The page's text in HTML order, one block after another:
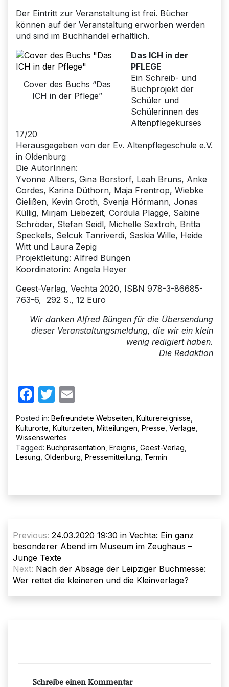
Der Eintritt zur Veranstaltung ist frei. Bücher
können auf der Veranstaltung erworben werden
und sind im Buchhandel erhältlich.
Cover des Buchs “Das
ICH in der Pflege”
Das ICH in der
PFLEGE
Ein Schreib- und
Buchprojekt der
Schüler und
Schülerinnen des
Altenpflegekurses
17/20
Herausgegeben von der Ev. Altenpflegeschule e.V.
in Oldenburg
Die AutorInnen:
Yvonne Albers, Gina Borstorf, Leah Bruns, Anke
Cordes, Karina Düthorn, Maja Frentrop, Wiebke
Gielißen, Kevin Groth, Svenja Hörmann, Jonas
Küllig, Mirjam Liebezeit, Cordula Plagge, Sabine
Schröder, Stefan Seidl, Michelle Sextroh, Britta
Speckels, Selcuk Tanriverdi, Saskia Wille, Heide
Witt und Laura Zepig
Projektleitung: Alfred Büngen
Koordinatorin: Angela Heyer
Geest-Verlag, Vechta 2020, ISBN 978-3-86685-
763-6, 292 S., 12 Euro
Wir danken Alfred Büngen für die Übersendung
dieser Veranstaltungsmeldung, die wir ein klein
wenig redigiert haben.
Die Redaktion
Facebook
Twitter
Posted in: Befreundete Webseiten Kulturereignisse
Kulturorte Kulturzeiten Mitteilungen Presse Verlage
Wissenswertes
Tagged: Buchpräsentation Ereignis Geest-Verlag
Lesung Oldenburg Pressemitteilung Termin
Previous: 24.03.2020 19:30 in Vechta: Ein ganz
besonderer Abend im Museum im Zeughaus –
Junge Texte
Next: Nach der Absage der Leipziger Buchmesse:
Wer rettet die kleineren und die Kleinverlage?
Schreibe einen Kommentar